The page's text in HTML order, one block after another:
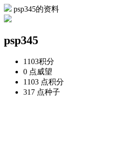
psp345的资料
psp345
1103积分
0 点威望
1103 点积分
317 点种子